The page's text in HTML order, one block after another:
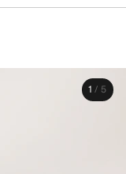
1 / 5